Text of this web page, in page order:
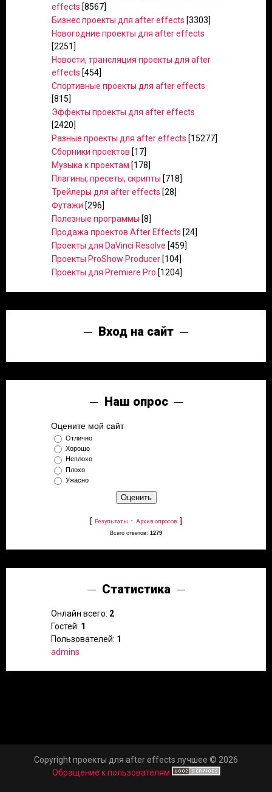
effects [8567]
Бизнес проекты для after effects [3303]
Новогодние проекты для after effects
[2251]
Новости, трансляция проекты для after
effects [454]
Спортивные проекты для after effects
[815]
Эффекты проекты для after effects
[2420]
Разные проекты для after effects [15277]
Сборники проектов [17]
Музыка к проектам [178]
Плагины, пресеты, скрипты [718]
Трейлеры для after effects [28]
Футажи [296]
Полезные программы [8]
Продажа проектов After Effects [24]
Проекты для DaVinci Resolve [459]
Проекты ProShow Producer [104]
Проекты для Premiere Pro [1204]
Вход на сайт
Наш опрос
Оцените мой сайт
Отлично
Хорошо
Неплохо
Плохо
Ужасно
[ Результаты · Архив опросов ]
Всего ответов: 1279
Статистика
Онлайн всего: 2
Гостей: 1
Пользователей: 1
admins
Copyright проекты для after effects лучшее © 2026
Обращение к пользователям